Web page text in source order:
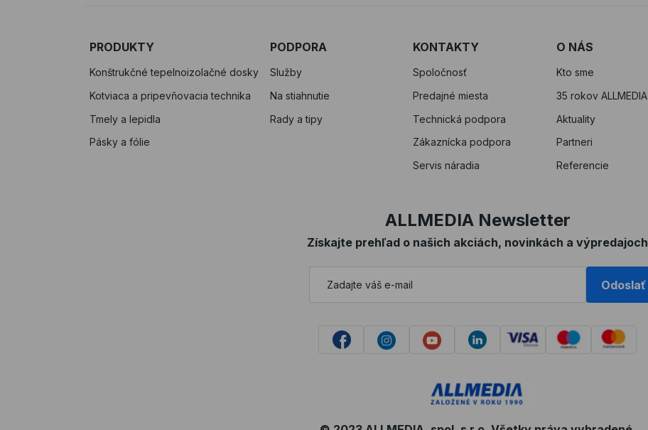
PRODUKTY
Konštrukčné tepelnoizolačné dosky
Kotviaca a pripevňovacia technika
Tmely a lepidla
Pásky a fólie
PODPORA
Služby
Na stiahnutie
Rady a tipy
KONTAKTY
Spoločnosť
Predajné miesta
Technická podpora
Zákaznícka podpora
Servis náradia
O NÁS
Kto sme
35 rokov ALLMEDIA
Aktuality
Partneri
Referencie
ALLMEDIA Newsletter
Získajte prehľad o našich akciách, novinkách a výpredajoch
Odoslať